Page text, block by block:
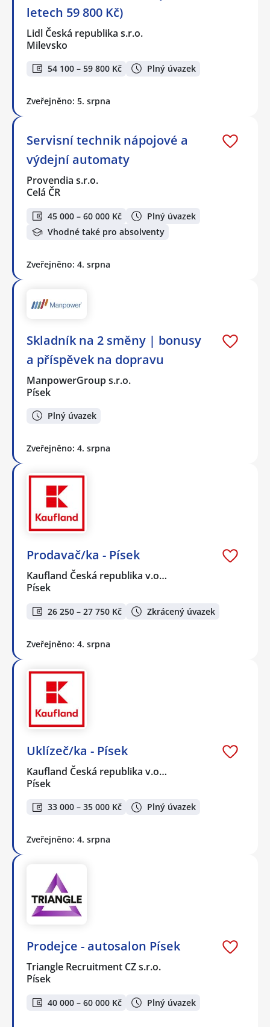
letech 59 800 Kč)
Lidl Česká republika s.r.o.
Milevsko
54 100 – 59 800 Kč Plný úvazek
Zveřejněno: 5. srpna
Servisní technik nápojové a
výdejní automaty
Provendia s.r.o.
Celá ČR
45 000 – 60 000 Kč
Plný úvazek
Vhodné také pro absolventy
Zveřejněno: 4. srpna
Skladník na 2 směny | bonusy
a příspěvek na dopravu
ManpowerGroup s.r.o.
Písek
Plný úvazek
Zveřejněno: 4. srpna
Prodavač/ka - Písek
Kaufland Česká republika v.o…
Písek
26 250 – 27 750 Kč Zkrácený úvazek
Zveřejněno: 4. srpna
Uklízeč/ka - Písek
Kaufland Česká republika v.o…
Písek
33 000 – 35 000 Kč Plný úvazek
Zveřejněno: 4. srpna
Prodejce - autosalon Písek
Triangle Recruitment CZ s.r.o.
Písek
40 000 – 60 000 Kč Plný úvazek